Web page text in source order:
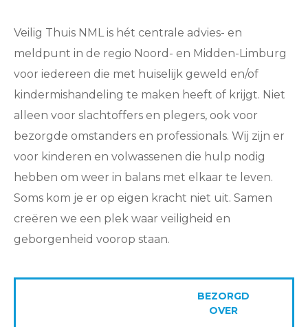
Veilig Thuis NML is hét centrale advies- en
meldpunt in de regio Noord- en Midden-Limburg
voor iedereen die met huiselijk geweld en/of
kindermishandeling te maken heeft of krijgt. Niet
alleen voor slachtoffers en plegers, ook voor
bezorgde omstanders en professionals. Wij zijn er
voor kinderen en volwassenen die hulp nodig
hebben om weer in balans met elkaar te leven.
Soms kom je er op eigen kracht niet uit. Samen
creëren we een plek waar veiligheid en
geborgenheid voorop staan.
BEZORGD
OVER